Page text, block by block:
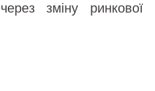
зміну ринкової